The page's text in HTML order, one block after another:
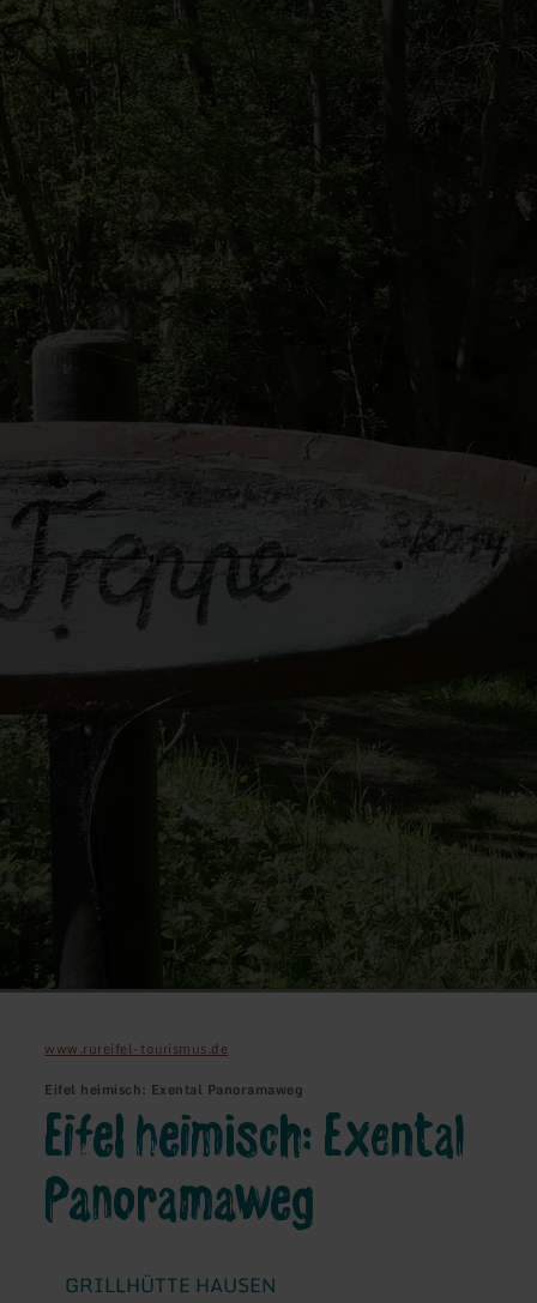
www.rureifel-tourismus.de
Eifel heimisch: Exental Panoramaweg
Eifel heimisch: Exental
Panoramaweg
GRILLHÜTTE HAUSEN